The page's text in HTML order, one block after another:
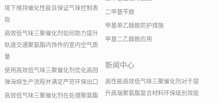
境下维持催化性能且保证气味控制表
现
高效低气味三聚催化剂如何助力提升
轨道交通聚氨酯内饰件的室内空气质
量
使用高效低气味三聚催化剂优化高回
弹海绵生产流程并满足严苛环保出口
高效低气味三聚催化剂在处理聚氨酯
二甲基苄胺
甲基单乙醇胺防护措施
甲基二乙醇胺应用
新闻中心
高性能高效低气味三聚催化剂对于提
升高端聚氨酯复合材料环保级别效能